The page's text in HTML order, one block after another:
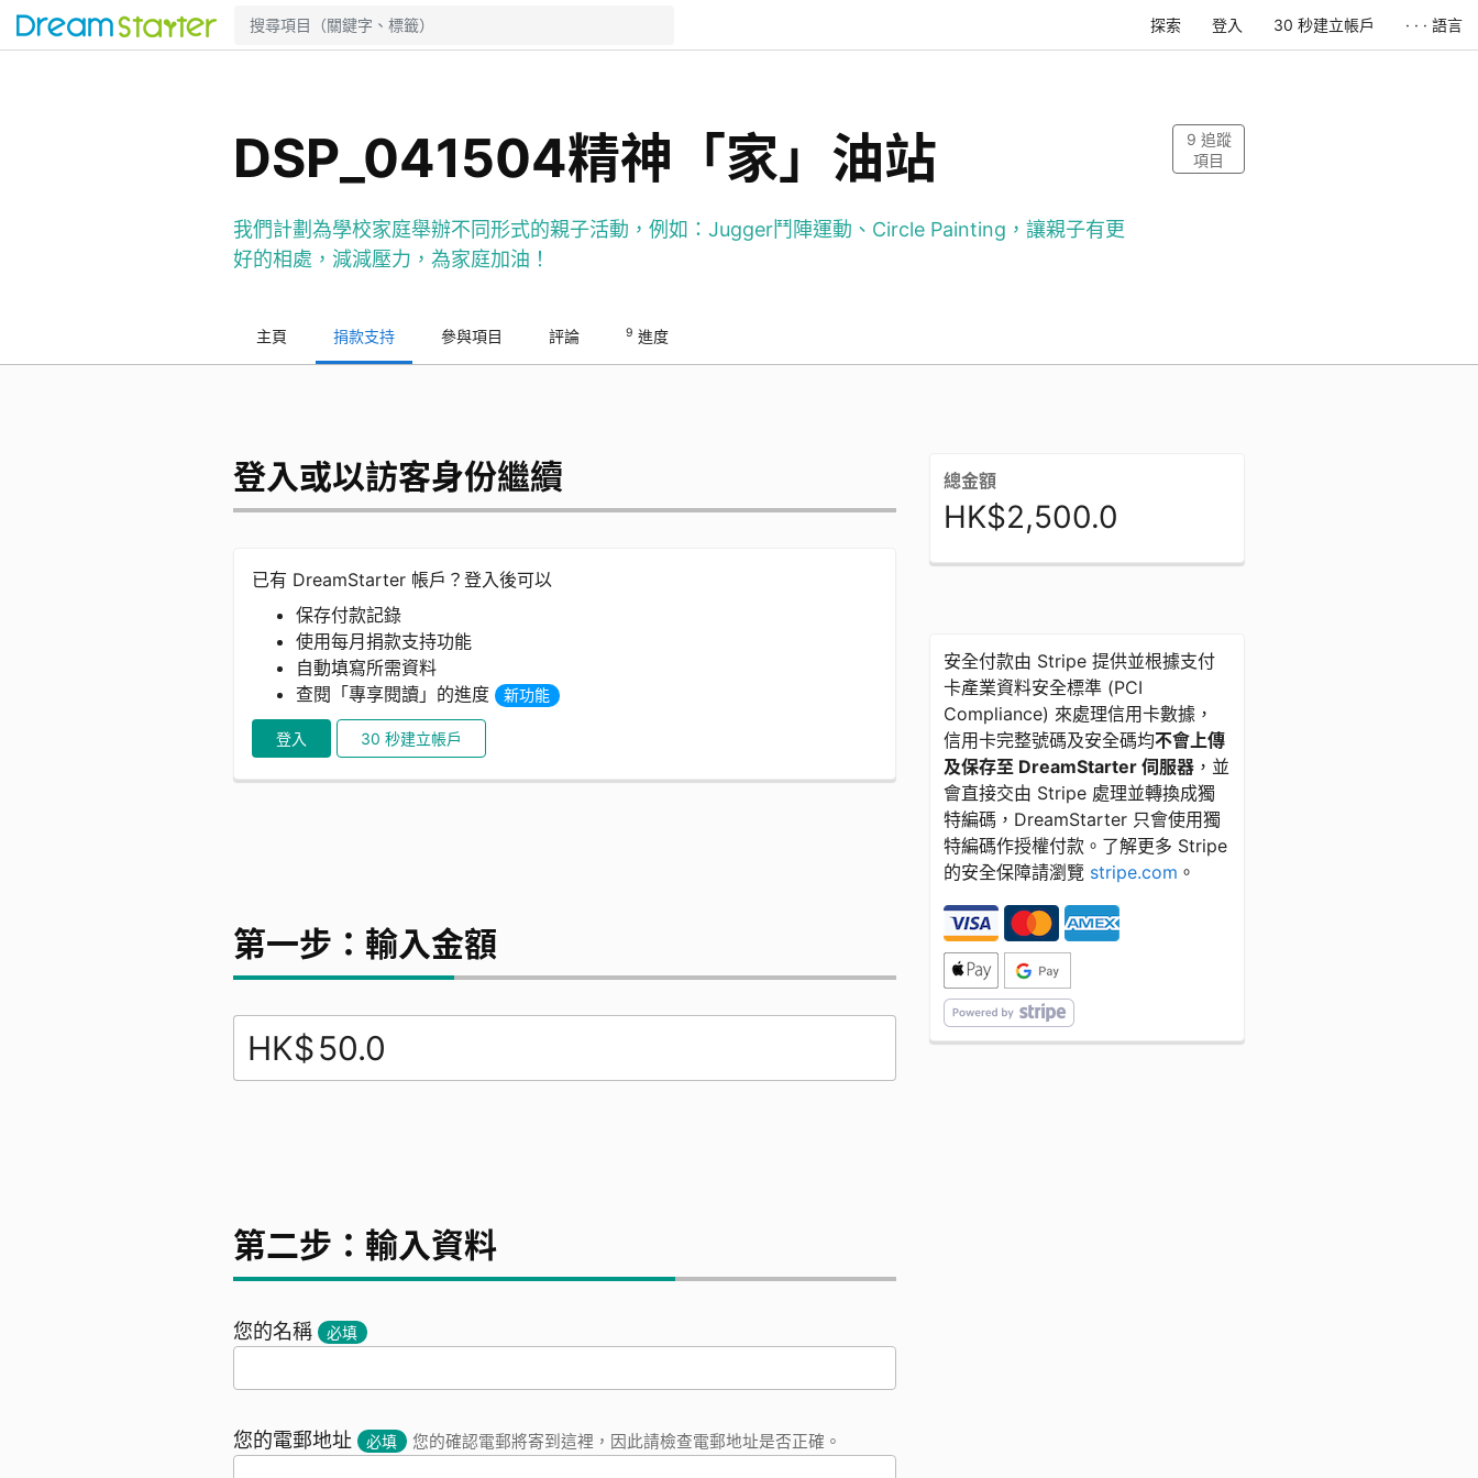
探索 登入 30 秒建立帳戶 · · · 語言
DSP_041504精神「家」油站
我們計劃為學校家庭舉辦不同形式的親子活動，例如：Jugger鬥陣運動、Circle Painting，讓親子有更
好的相處，減減壓力，為家庭加油！
9
項目
主頁 捐款支持 參與項目 評論 9 進度
登入或以訪客身份繼續
已有 DreamStarter 帳戶？登入後可以
保存付款記錄
使用每月捐款支持功能
自動填寫所需資料
查閱「專享閱讀」的進度
新功能
登入 30 秒建立帳戶
第一步：輸入金額
HK$
第二步：輸入資料
您的名稱 必填
您的電郵地址 必填 您的確認電郵將寄到這裡，因此請檢查電郵地址是否正確。
總金額
HK$2,500.0
安全付款由 Stripe 提供並根據支付
卡產業資料安全標準 ​(​PCI
Compliance) 來處理信用卡數據，
信用卡完整號碼及安全碼均不會上傳
及保存至 DreamStarter 伺服器 ，並
會直接交由 Stripe 處理並轉換成獨
特編碼，DreamStarter 只會使用獨
特編碼作授權付款。了解更多 Stripe
的安全保障請瀏覽 stripe.com 。